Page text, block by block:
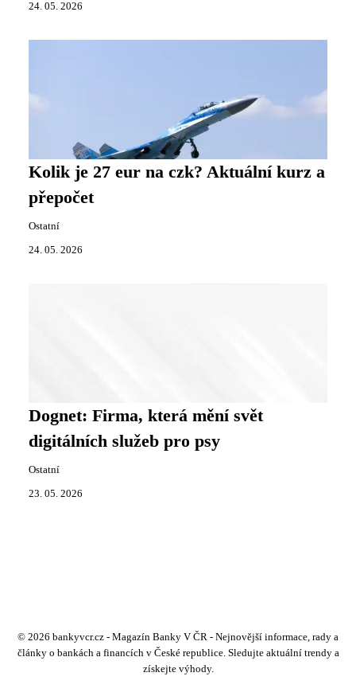
24. 05. 2026
Kolik je 27 eur na czk? Aktuální kurz a
přepočet
Ostatní
24. 05. 2026
Dognet: Firma, která mění svět
digitálních služeb pro psy
Ostatní
23. 05. 2026
© 2026 bankyvcr.cz - Magazín Banky V ČR - Nejnovější informace, rady a
články o bankách a financích v České republice. Sledujte aktuální trendy a
získejte výhody.